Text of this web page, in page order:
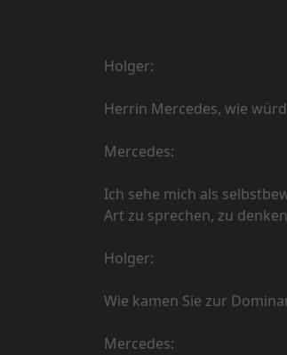
Holger:
Herrin Mercedes, wie
Mercedes:
Ich sehe mich als
Art zu sprechen, zu
Holger:
Wie kamen Sie zur
Mercedes: